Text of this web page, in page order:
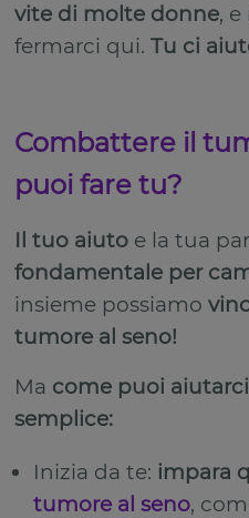
vite di molte donne,
fermarci qui.Tu ci
Combattere il
puoi fare tu?
Il tuo aiuto e la tua
fondamentale per
insieme possiamo
tumore al seno!
Ma come puoi aiutarci
semplice:
Inizia da te: impara
tumore al seno,